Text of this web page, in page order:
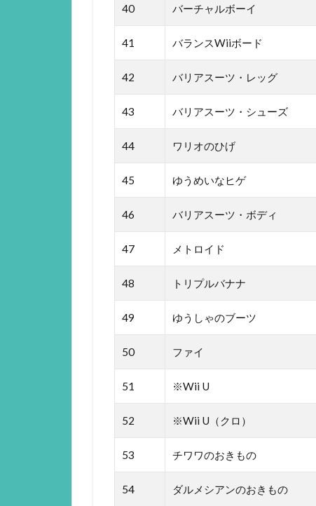
40 バーチャルボーイ
41 バランスWiiボード
42 バリアスーツ・レッグ
43 バリアスーツ・シューズ
44 ワリオのひげ
45 ゆうめいなヒゲ
46 バリアスーツ・ボディ
47 メトロイド
48 トリプルバナナ
49 ゆうしゃのブーツ
50 ファイ
51 ※Wii U
52 ※Wii U（クロ）
53 チワワのおきもの
54 ダルメシアンのおきもの